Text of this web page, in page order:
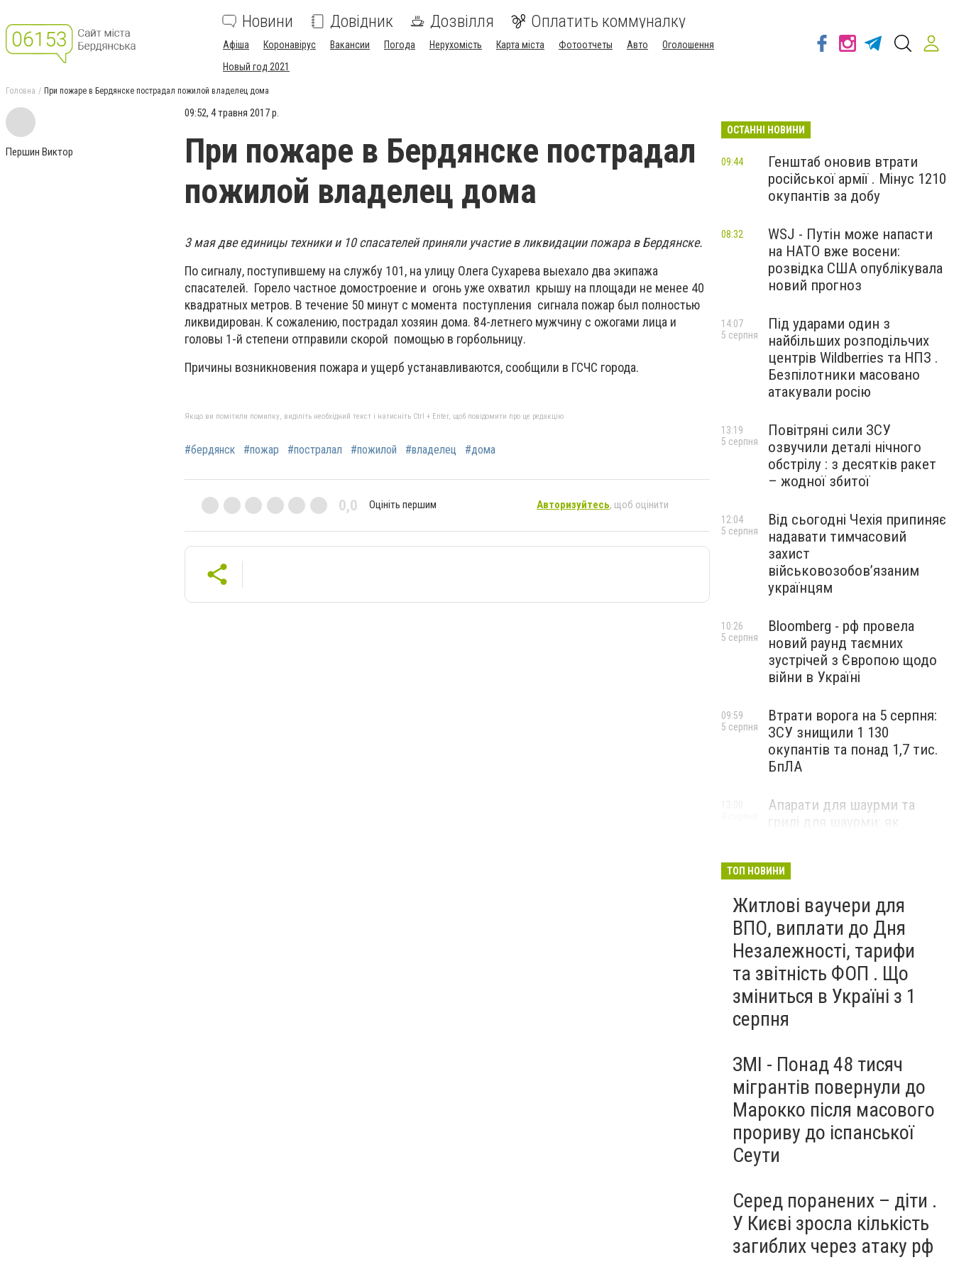
Новини Довідник Дозвілля Оплатить коммуналку
Афіша Коронавірус Вакансии Погода Нерухомість Карта міста Фотоотчеты Авто
Оголошення
Новый год 2021
Головна При пожаре в Бердянске пострадал пожилой владелец дома
Першин Виктор
09:52, 4 травня 2017 р.
При пожаре в Бердянске пострадал
пожилой владелец дома
3 мая две единицы техники и 10 спасателей приняли участие в ликвидации пожара в Бердянске.
По сигналу, поступившему на службу 101, на улицу Олега Сухарева выехало два экипажа
спасателей. Горело частное домостроение и огонь уже охватил крышу на площади не менее 40
квадратных метров. В течение 50 минут с момента поступления сигнала пожар был полностью
ликвидирован. К сожалению, пострадал хозяин дома. 84-летнего мужчину с ожогами лица и
головы 1-й степени отправили скорой помощью в горбольницу.
Причины возникновения пожара и ущерб устанавливаются, сообщили в ГСЧС города.
Якщо ви помітили помилку, виділіть необхідний текст і натисніть Ctrl + Enter, щоб повідомити про це редакцію
#бердянск #пожар #постралал #пожилой #владелец #дома
0,0 Оцініть першим Авторизуйтесь, щоб оцінити
ОСТАННІ НОВИНИ
Генштаб оновив втрати
російської армії . Мінус 1210
окупантів за добу
09:44
WSJ - Путін може напасти
на НАТО вже восени:
розвідка США опублікувала
новий прогноз
08:32
Під ударами один з
найбільших розподільчих
центрів Wildberries та НПЗ .
Безпілотники масовано
атакували росію
14:07
5 серпня
Повітряні сили ЗСУ
озвучили деталі нічного
обстрілу : з десятків ракет
– жодної збитої
13:19
5 серпня
Від сьогодні Чехія припиняє
надавати тимчасовий
захист
військовозобов’язаним
українцям
12:04
5 серпня
Bloomberg - рф провела
новий раунд таємних
зустрічей з Європою щодо
війни в Україні
10:26
5 серпня
Втрати ворога на 5 серпня:
ЗСУ знищили 1 130
окупантів та понад 1,7 тис.
БпЛА
09:59
5 серпня
Апарати для шаурми та
роботи закладу
ТОП НОВИНИ
Житлові ваучери для
ВПО, виплати до Дня
Незалежності, тарифи
та звітність ФОП . Що
зміниться в Україні з 1
серпня
ЗМІ - Понад 48 тисяч
мігрантів повернули до
Марокко після масового
прориву до іспанської
Сеути
Серед поранених – діти .
У Києві зросла кількість
загиблих через атаку рф